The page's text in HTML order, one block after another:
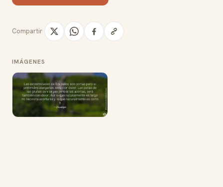
Compartir
IMÁGENES